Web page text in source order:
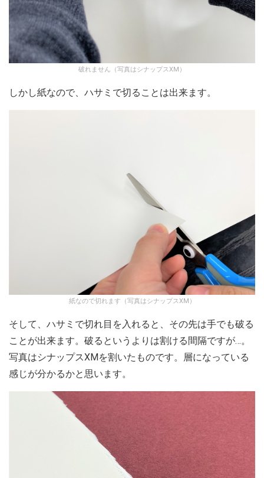
破れません（写真はシナップスXM）
しかし紙なので、ハサミで切ることは出来ます。
紙なので切れます（写真はシナップスXM）
そして、ハサミで切れ目を入れると、その先は手でも破る
ことが出来ます。破るというよりは割ける間隔ですが…。
写真はシナップスXMを割いたものです。層になっている
感じが分かるかと思います。